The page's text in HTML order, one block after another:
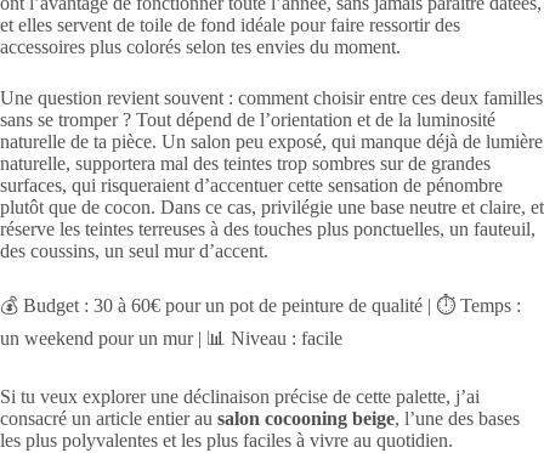
et elles servent de toile de fond idéale pour faire ressortir des
accessoires plus colorés selon tes envies du moment.
Une question revient souvent : comment choisir entre ces deux familles
sans se tromper ? Tout dépend de l’orientation et de la luminosité
naturelle de ta pièce. Un salon peu exposé, qui manque déjà de lumière
naturelle, supportera mal des teintes trop sombres sur de grandes
surfaces, qui risqueraient d’accentuer cette sensation de pénombre
plutôt que de cocon. Dans ce cas, privilégie une base neutre et claire, et
réserve les teintes terreuses à des touches plus ponctuelles, un fauteuil,
des coussins, un seul mur d’accent.
💰 Budget : 30 à 60€ pour un pot de peinture de qualité | ⏱️ Temps :
un weekend pour un mur | 📊 Niveau : facile
Si tu veux explorer une déclinaison précise de cette palette, j’ai
consacré un article entier au salon cocooning beige, l’une des bases
les plus polyvalentes et les plus faciles à vivre au quotidien.